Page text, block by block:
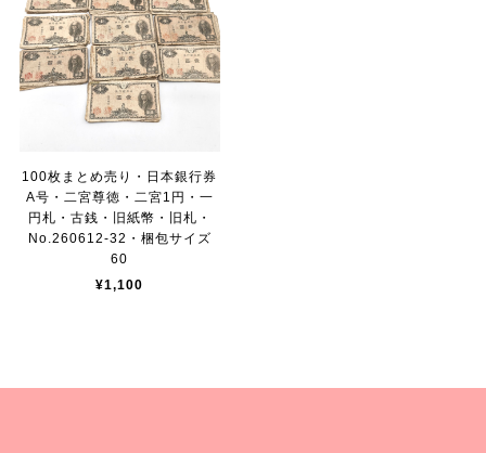
100枚まとめ売り・日本銀行券
A号・二宮尊徳・二宮1円・一
円札・古銭・旧紙幣・旧札・
No.260612-32・梱包サイズ
60
¥1,100